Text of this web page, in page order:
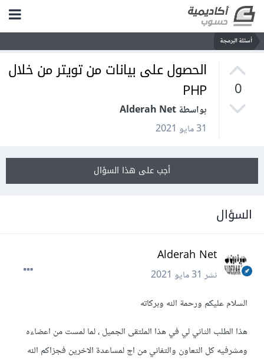
أسئلة البرمجة
0
الحصول على بيانات من تويتر من خلال
PHP
بواسطة Alderah Net
31 مايو 2021
أجب على هذا السؤال
السؤال
Alderah Net
نشر31 مايو 2021
السلام عليكم ورحمة الله وبركاته
هذا الطلب الثاني لي في هذا الملتقى الجميل ، لما لمست من اعضاءه
ومشرفيه كل التعاون والتفاني من اج لمساعدة الاخرين فجزاكم الله